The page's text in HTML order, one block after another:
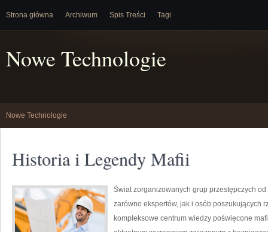
Strona główna Archiwum Spis Treści Tagi
Nowe Technologie
Nowe Technologie
Historia i Legendy Mafii
Świat zorganizowanych grup przestępczych
zarówno ekspertów, jak i osób poszukujących
kompleksowe centrum wiedzy poświęcone